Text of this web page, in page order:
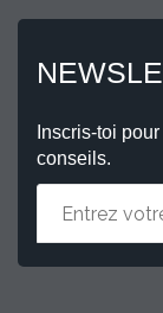
Inscris-toi
conseils.